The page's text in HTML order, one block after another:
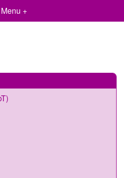
Menu +